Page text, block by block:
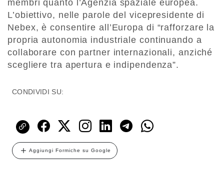
membri quanto l’Agenzia spaziale europea.
L’obiettivo, nelle parole del vicepresidente di
Nebex, è consentire all’Europa di “rafforzare la
propria autonomia industriale continuando a
collaborare con partner internazionali, anziché
scegliere tra apertura e indipendenza”.
CONDIVIDI SU:
Aggiungi Formiche su Google